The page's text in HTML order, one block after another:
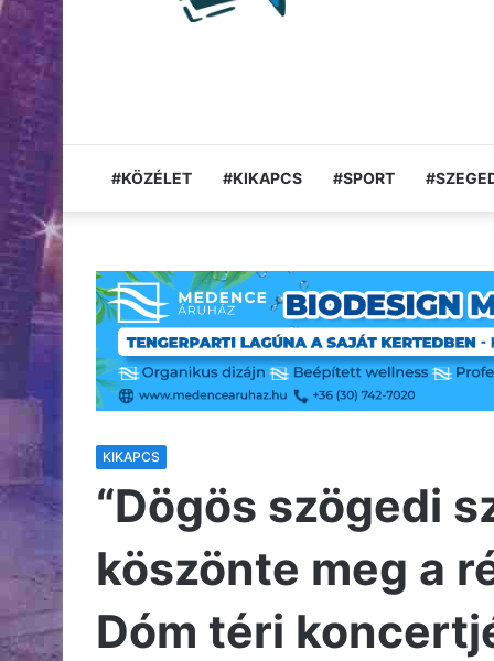
#KÖZÉLET #KIKAPCS #SPORT
KIKAPCS
“Dögös szögedi
köszönte meg a
Dóm téri